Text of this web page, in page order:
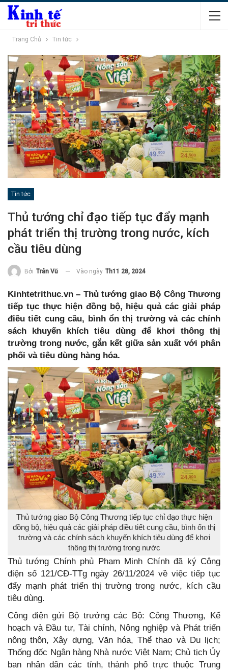
Trang Chủ Tin tức
Tin tức
Thủ tướng chỉ đạo tiếp tục đẩy mạnh
phát triển thị trường trong nước, kích
cầu tiêu dùng
Bởi Trân Vũ Vào ngày Th11 28, 2024
Kinhtetrithuc.vn – Thủ tướng giao Bộ Công Thương
tiếp tục thực hiện đồng bộ, hiệu quả các giải pháp
điều tiết cung cầu, bình ổn thị trường và các chính
sách khuyến khích tiêu dùng để khơi thông thị
trường trong nước, gắn kết giữa sản xuất với phân
phối và tiêu dùng hàng hóa.
Thủ tướng giao Bộ Công Thương tiếp tục chỉ đạo thực hiện
đồng bộ, hiệu quả các giải pháp điều tiết cung cầu, bình ổn thị
trường và các chính sách khuyến khích tiêu dùng để khơi
thông thị trường trong nước
Thủ tướng Chính phủ Phạm Minh Chính đã ký Công
điện số 121/CĐ-TTg ngày 26/11/2024 về việc tiếp tục
đẩy mạnh phát triển thị trường trong nước, kích cầu
tiêu dùng.
Công điện gửi Bộ trưởng các Bộ: Công Thương, Kế
hoạch và Đầu tư, Tài chính, Nông nghiệp và Phát triển
nông thôn, Xây dựng, Văn hóa, Thể thao và Du lịch;
Thống đốc Ngân hàng Nhà nước Việt Nam; Chủ tịch Ủy
ban nhân dân các tỉnh, thành phố trực thuộc Trung